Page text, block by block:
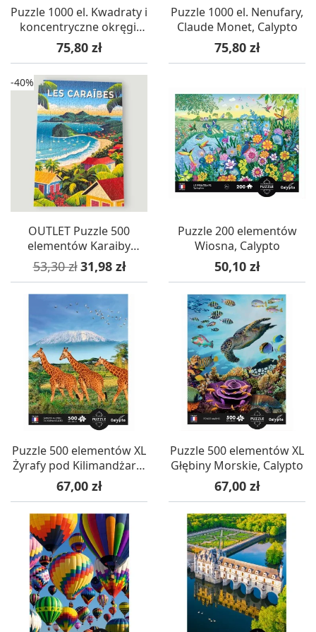
Puzzle 1000 el. Kwadraty i
koncentryczne okręgi,
Kandinsky, Calypto
Cena
75,80 zł
Puzzle 1000 el. Nenufary,
Claude Monet, Calypto
Cena
75,80 zł
OUTLET Puzzle 500
elementów Karaiby
Vintage, Calypto
Cena podstawowa
53,30 zł Cena
31,98 zł
-40%
Puzzle 200 elementów
Wiosna, Calypto
Cena
50,10 zł
Puzzle 500 elementów XL
Żyrafy pod Kilimandżaro,
Calypto
Cena
67,00 zł
Puzzle 500 elementów XL
Głębiny Morskie, Calypto
Cena
67,00 zł